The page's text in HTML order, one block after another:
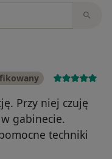
Przy niej czuję
gabinecie.
techniki